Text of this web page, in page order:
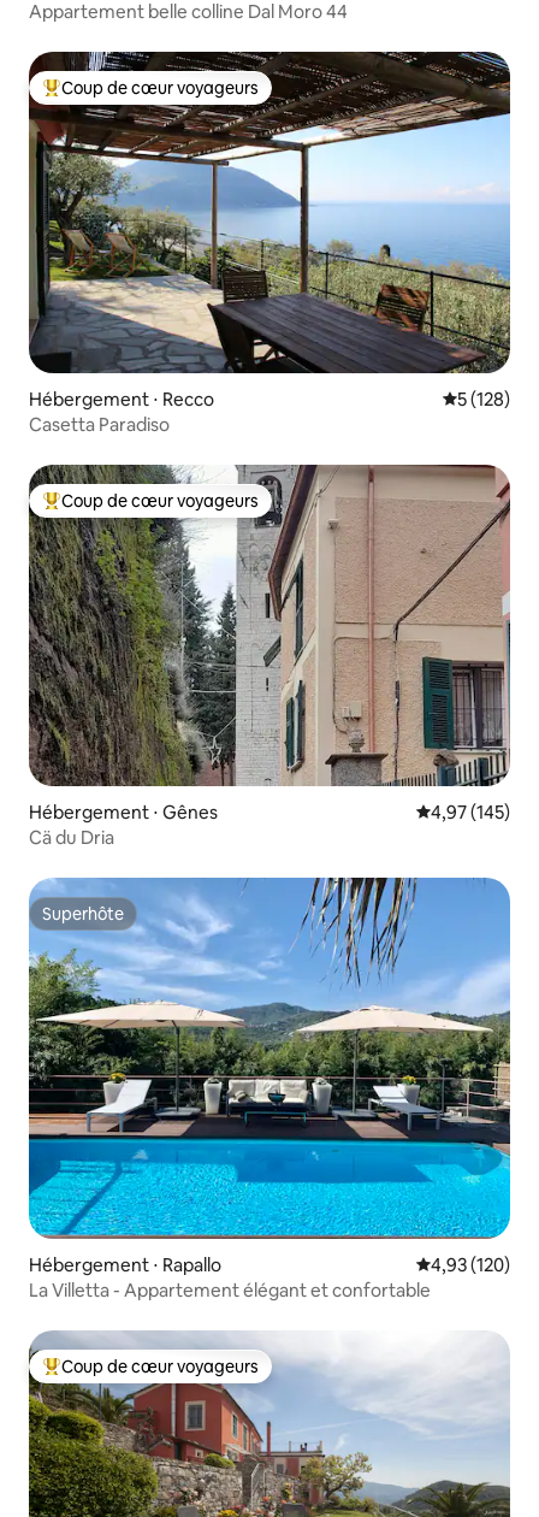
Appartement belle colline Dal Moro 44
Coups de cœur voyageurs les plus appréciés
Coup de cœur voyageurs
Hébergement ⋅ Recco Évaluation
5 (128)
Casetta Paradiso
Coups de cœur voyageurs les plus appréciés
Coup de cœur voyageurs
Hébergement ⋅ Gênes Évaluation
4,97 (145)
Cä du Dria
Superhôte
Superhôte
Hébergement ⋅ Rapallo Évaluation
4,93 (120)
La Villetta - Appartement élégant et confortable
Coups de cœur voyageurs les plus appréciés
Coup de cœur voyageurs